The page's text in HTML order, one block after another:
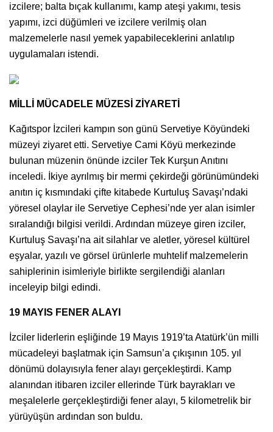
izcilere; balta bıçak kullanımı, kamp ateşi yakımı, tesis
yapımı, izci düğümleri ve izcilere verilmiş olan
malzemelerle nasıl yemek yapabileceklerini anlatılıp
uygulamaları istendi.
MİLLİ MÜCADELE MÜZESİ ZİYARETİ
Kağıtspor İzcileri kampın son günü Servetiye Köyündeki
müzeyi ziyaret etti. Servetiye Cami Köyü merkezinde
bulunan müzenin önünde izciler Tek Kurşun Anıtını
inceledi. İkiye ayrılmış bir mermi çekirdeği görünümündeki
anıtın iç kısmındaki çifte kitabede Kurtuluş Savaşı’ndaki
yöresel olaylar ile Servetiye Cephesi’nde yer alan isimler
sıralandığı bilgisi verildi. Ardından müzeye giren izciler,
Kurtuluş Savaşı’na ait silahlar ve aletler, yöresel kültürel
eşyalar, yazılı ve görsel ürünlerle muhtelif malzemelerin
sahiplerinin isimleriyle birlikte sergilendiği alanları
inceleyip bilgi edindi.
19 MAYIS FENER ALAYI
İzciler liderlerin eşliğinde 19 Mayıs 1919’ta Atatürk’ün milli
mücadeleyi başlatmak için Samsun’a çıkışının 105. yıl
dönümü dolayısıyla fener alayı gerçekleştirdi. Kamp
alanından itibaren izciler ellerinde Türk bayrakları ve
meşalelerle gerçekleştirdiği fener alayı, 5 kilometrelik bir
yürüyüşün ardından son buldu.